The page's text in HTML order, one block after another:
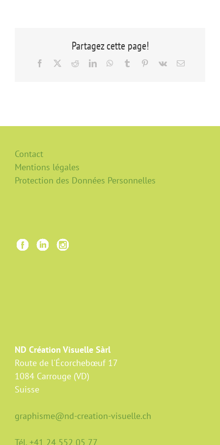
Partagez cette page!
Facebook RedditLinkedInWhatsApp
Tumblr Pinterest
Vk Email
Contact
Mentions légales
Protection des Données Personnelles
ND Création Visuelle Sàrl
Route de l'Écorchebœuf 17
1084 Carrouge (VD)
Suisse
graphisme@nd-creation-visuelle.ch
Tél. +41 24 552 05 77